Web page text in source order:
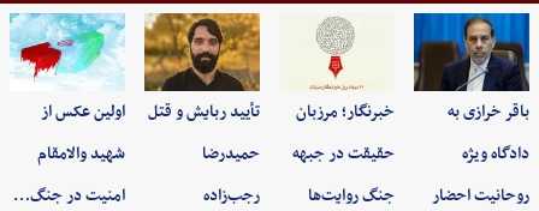
باقر خرازی به
دادگاه ویژه
روحانیت احضار
خبرنگار؛ مرزبان
حقیقت در جبهه
جنگ روایت‌ها
تأیید ربایش و قتل
حمیدرضا
رجب‌زاده
اولین عکس از
شهید والامقام
امنیت در جنگ…